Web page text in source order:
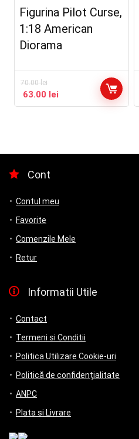
Figurina Pilot Curse,
1:18 American
Diorama
70.00lei
63.00 lei
Cont
Contul meu
Favorite
Comenzile Mele
Retur
Informatii Utile
Contact
Termeni si Conditii
Politica Utilizare Cookie-uri
Politică de confidențialitate
ANPC
Plata si Livrare